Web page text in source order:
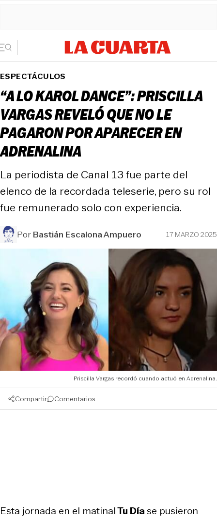
ESPECTÁCULOS
“A LO KAROL DANCE”: PRISCILLA
VARGAS REVELÓ QUE NO LE
PAGARON POR APARECER EN
ADRENALINA
La periodista de Canal 13 fue parte del
elenco de la recordada teleserie, pero su rol
fue remunerado solo con experiencia.
PorBastián Escalona Ampuero 17 MARZO 2025
Priscilla Vargas recordó cuando actuó en Adrenalina.
Compartir Comentarios
Esta jornada en el matinalTu Díase pusieron